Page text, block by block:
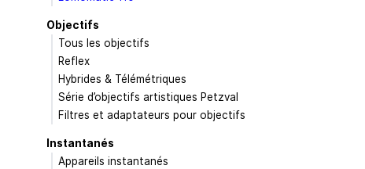
Objectifs
Tous les objectifs
Reflex
Hybrides & Télémétriques
Série d’objectifs artistiques Petzval
Filtres et adaptateurs pour objectifs
Instantanés
Appareils instantanés